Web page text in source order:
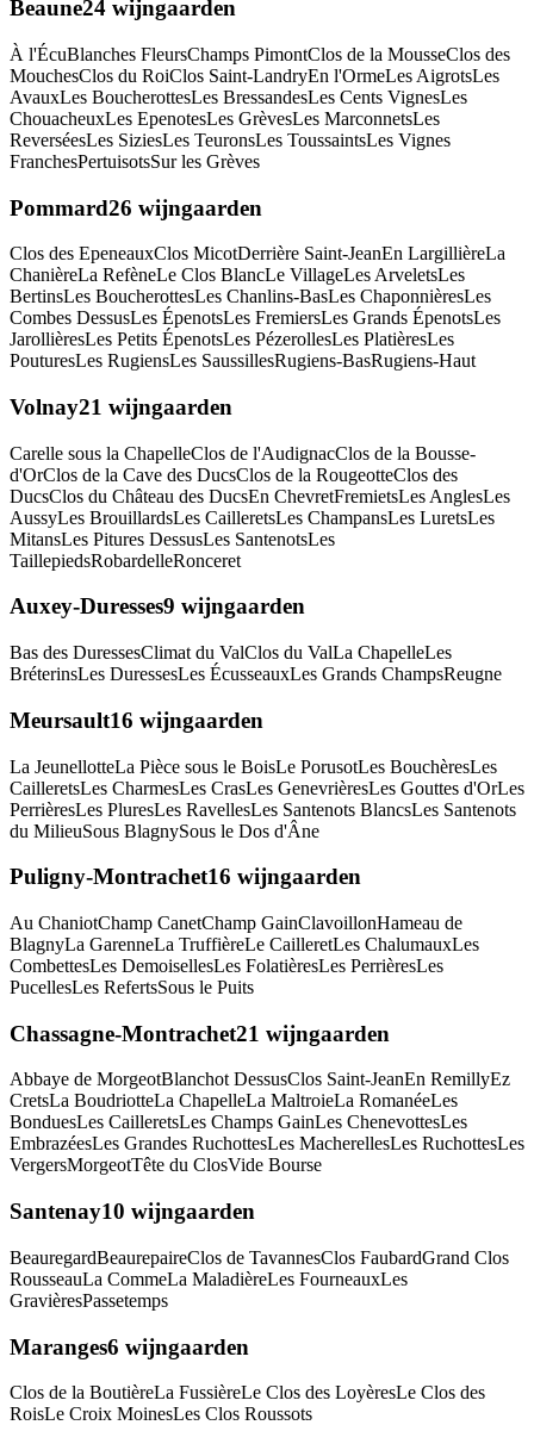
Beaune24 wijngaarden
À l'ÉcuBlanches FleursChamps PimontClos de la MousseClos des
MouchesClos du RoiClos Saint-LandryEn l'OrmeLes AigrotsLes
AvauxLes BoucherottesLes BressandesLes Cents VignesLes
ChouacheuxLes EpenotesLes GrèvesLes MarconnetsLes
ReverséesLes SiziesLes TeuronsLes ToussaintsLes Vignes
FranchesPertuisotsSur les Grèves
Pommard26 wijngaarden
Clos des EpeneauxClos MicotDerrière Saint-JeanEn LargillièreLa
ChanièreLa RefèneLe Clos BlancLe VillageLes ArveletsLes
BertinsLes BoucherottesLes Chanlins-BasLes ChaponnièresLes
Combes DessusLes ÉpenotsLes FremiersLes Grands ÉpenotsLes
JarollièresLes Petits ÉpenotsLes PézerollesLes PlatièresLes
PouturesLes RugiensLes SaussillesRugiens-BasRugiens-Haut
Volnay21 wijngaarden
Carelle sous la ChapelleClos de l'AudignacClos de la Bousse-
d'OrClos de la Cave des DucsClos de la RougeotteClos des
DucsClos du Château des DucsEn ChevretFremietsLes AnglesLes
AussyLes BrouillardsLes CailleretsLes ChampansLes LuretsLes
MitansLes Pitures DessusLes SantenotsLes
TaillepiedsRobardelleRonceret
Auxey-Duresses9 wijngaarden
Bas des DuressesClimat du ValClos du ValLa ChapelleLes
BréterinsLes DuressesLes ÉcusseauxLes Grands ChampsReugne
Meursault16 wijngaarden
La JeunellotteLa Pièce sous le BoisLe PorusotLes BouchèresLes
CailleretsLes CharmesLes CrasLes GenevrièresLes Gouttes d'OrLes
PerrièresLes PluresLes RavellesLes Santenots BlancsLes Santenots
du MilieuSous BlagnySous le Dos d'Âne
Puligny-Montrachet16 wijngaarden
Au ChaniotChamp CanetChamp GainClavoillonHameau de
BlagnyLa GarenneLa TruffièreLe CailleretLes ChalumauxLes
CombettesLes DemoisellesLes FolatièresLes PerrièresLes
PucellesLes RefertsSous le Puits
Chassagne-Montrachet21 wijngaarden
Abbaye de MorgeotBlanchot DessusClos Saint-JeanEn RemillyEz
CretsLa BoudriotteLa ChapelleLa MaltroieLa RomanéeLes
BonduesLes CailleretsLes Champs GainLes ChenevottesLes
EmbrazéesLes Grandes RuchottesLes MacherellesLes RuchottesLes
VergersMorgeotTête du ClosVide Bourse
Santenay10 wijngaarden
BeauregardBeaurepaireClos de TavannesClos FaubardGrand Clos
RousseauLa CommeLa MaladièreLes FourneauxLes
GravièresPassetemps
Maranges6 wijngaarden
Clos de la BoutièreLa FussièreLe Clos des LoyèresLe Clos des
RoisLe Croix MoinesLes Clos Roussots